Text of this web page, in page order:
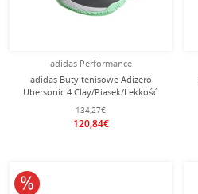
adidas Performance
adidas Buty tenisowe Adizero
Ubersonic 4 Clay/Piasek/Lekkość
szare Damskie
134,27€
120,84€
10% obniżone